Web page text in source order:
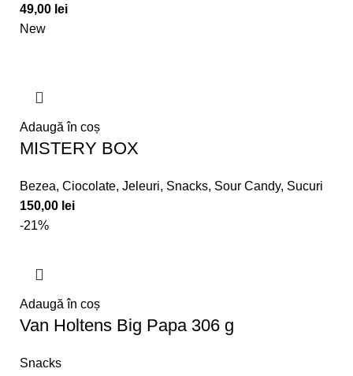
49,00 lei
New
Adaugă în coș
MISTERY BOX
Bezea,Ciocolate,Jeleuri, Snacks, Sour Candy, Sucuri
150,00 lei
-21%
Adaugă în coș
Van Holtens Big Papa 306 g
Snacks